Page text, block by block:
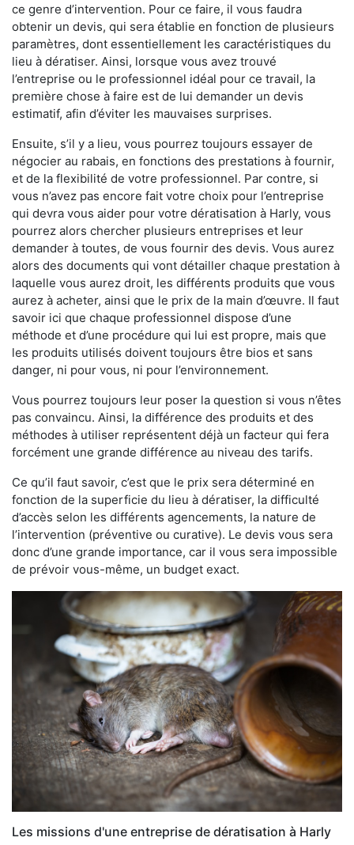
ce genre d’intervention. Pour ce faire, il vous faudra
obtenir un devis, qui sera établie en fonction de plusieurs
paramètres, dont essentiellement les caractéristiques du
lieu à dératiser. Ainsi, lorsque vous avez trouvé
l’entreprise ou le professionnel idéal pour ce travail, la
première chose à faire est de lui demander un devis
estimatif, afin d’éviter les mauvaises surprises.
Ensuite, s’il y a lieu, vous pourrez toujours essayer de
négocier au rabais, en fonctions des prestations à fournir,
et de la flexibilité de votre professionnel. Par contre, si
vous n’avez pas encore fait votre choix pour l’entreprise
qui devra vous aider pour votre dératisation à Harly, vous
pourrez alors chercher plusieurs entreprises et leur
demander à toutes, de vous fournir des devis. Vous aurez
alors des documents qui vont détailler chaque prestation à
laquelle vous aurez droit, les différents produits que vous
aurez à acheter, ainsi que le prix de la main d’œuvre. Il faut
savoir ici que chaque professionnel dispose d’une
méthode et d’une procédure qui lui est propre, mais que
les produits utilisés doivent toujours être bios et sans
danger, ni pour vous, ni pour l’environnement.
Vous pourrez toujours leur poser la question si vous n’êtes
pas convaincu. Ainsi, la différence des produits et des
méthodes à utiliser représentent déjà un facteur qui fera
forcément une grande différence au niveau des tarifs.
Ce qu’il faut savoir, c’est que le prix sera déterminé en
fonction de la superficie du lieu à dératiser, la difficulté
d’accès selon les différents agencements, la nature de
l’intervention (préventive ou curative). Le devis vous sera
donc d’une grande importance, car il vous sera impossible
de prévoir vous-même, un budget exact.
Les missions d'une entreprise de dératisation à Harly